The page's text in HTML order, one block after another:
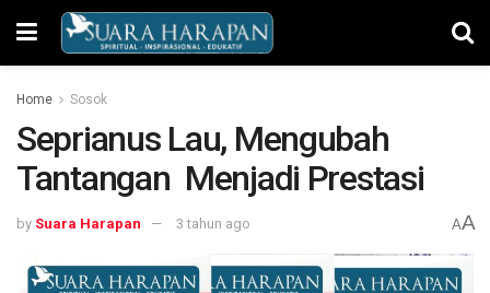
Home Sosok
Seprianus Lau, Mengubah
Tantangan Menjadi Prestasi
by Suara Harapan 3 tahun ago AA